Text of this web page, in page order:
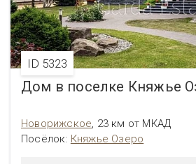
ID 5323
Дом в поселке Княжье
Новорижское, 23 км от МКАД
Посёлок: Княжье Озеро